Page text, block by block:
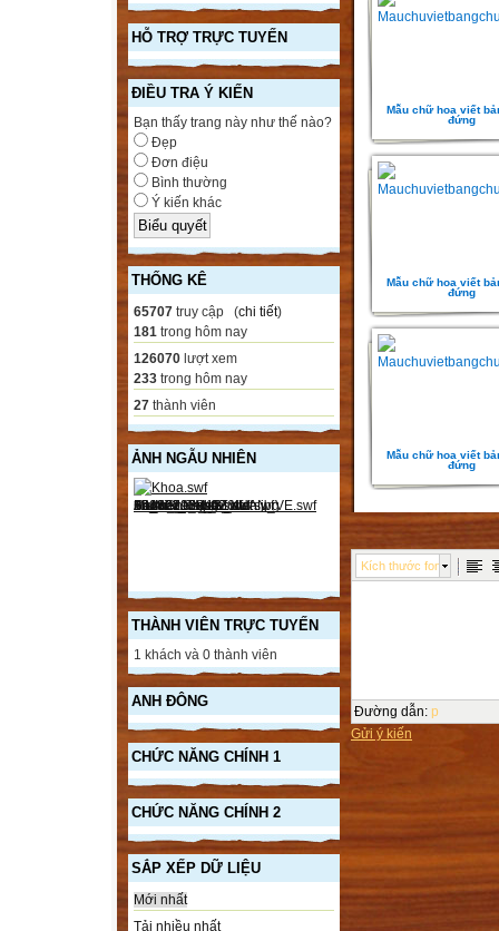
HỖ TRỢ TRỰC TUYẾN
ĐIỀU TRA Ý KIẾN
Bạn thấy trang này như thế nào?
Đẹp
Đơn điệu
Bình thường
Ý kiến khác
THỐNG KÊ
65707 truy cập (chi tiết)
181 trong hôm nay
126070 lượt xem
233 trong hôm nay
27 thành viên
ẢNH NGẪU NHIÊN
THÀNH VIÊN TRỰC TUYẾN
1 khách và 0 thành viên
ANH ĐÔNG
CHỨC NĂNG CHÍNH 1
CHỨC NĂNG CHÍNH 2
SẮP XẾP DỮ LIỆU
Mới nhất
Tải nhiều nhất
Mẫu chữ hoa viết
đứng
Mẫu chữ hoa viết
đứng
Mẫu chữ hoa viết
đứng
Kích thước font
Đường dẫn: p
Gửi ý kiến